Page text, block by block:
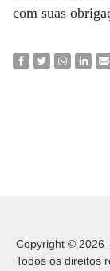
com suas
Copyright © 2026
Todos os direitos